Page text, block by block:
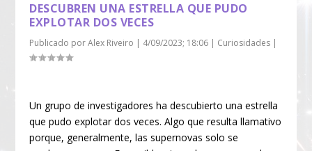
DESCUBREN UNA ESTRELLA QUE PUDO
EXPLOTAR DOS VECES
Publicado porAlex Riveiro | 4/09/2023; 18:06 | Curiosidades |
Un grupo de investigadores ha descubierto una estrella
que pudo explotar dos veces. Algo que resulta llamativo
porque, generalmente, las supernovas solo se